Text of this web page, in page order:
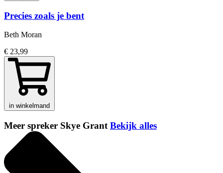
Precies zoals je bent
Beth Moran
€ 23,99
in winkelmand
Meer spreker Skye Grant Bekijk alles